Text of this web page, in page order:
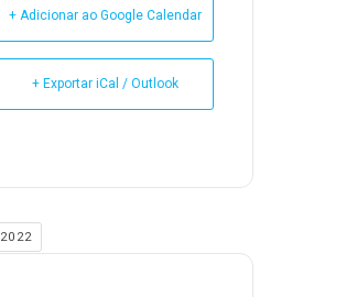
+ Adicionar ao Google Calendar
+ Exportar iCal / Outlook
2022